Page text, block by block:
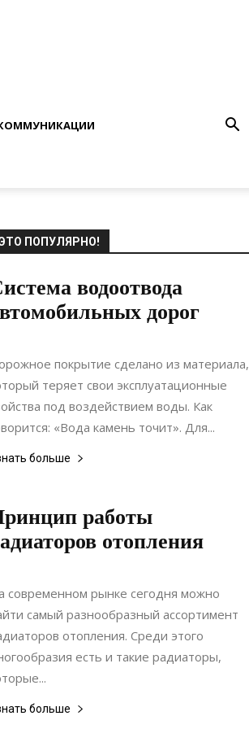
ПОПУЛЯРНО!
водоотвода
дорог
13.08.2020
покрытие сделано из материала,
теряет свои эксплуатационные
под воздействием воды. Как
«Вода камень точит». Для...
больше
работы
отопления
24.11.2017
современном рынке сегодня можно
самый разнообразный ассортимент
отопления. Среди этого
есть и такие радиаторы,
больше